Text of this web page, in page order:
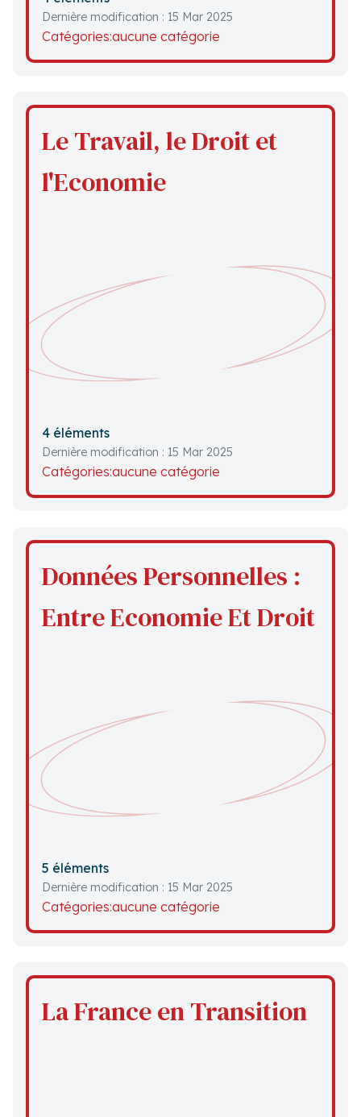
Dernière modification : 15 Mar 2025
Catégories:aucune catégorie
Le Travail, le Droit et
l'Economie
4 éléments
Dernière modification : 15 Mar 2025
Catégories:aucune catégorie
Données Personnelles :
Entre Economie Et Droit
5 éléments
Dernière modification : 15 Mar 2025
Catégories:aucune catégorie
La France en Transition